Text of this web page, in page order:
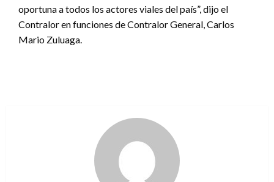
oportuna a todos los actores viales del país”, dijo el
Contralor en funciones de Contralor General, Carlos
Mario Zuluaga.